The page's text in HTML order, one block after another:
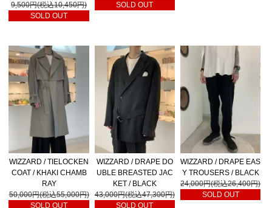
9,500円(税込10,450円)
SOLD OUT
SOLD OUT
WIZZARD / TIELOCKEN
COAT / KHAKI CHAMB
RAY
50,000円(税込55,000円)
SOLD OUT
WIZZARD / DRAPE DO
UBLE BREASTED JAC
KET / BLACK
43,000円(税込47,300円)
SOLD OUT
WIZZARD / DRAPE EAS
Y TROUSERS / BLACK
24,000円(税込26,400円)
SOLD OUT